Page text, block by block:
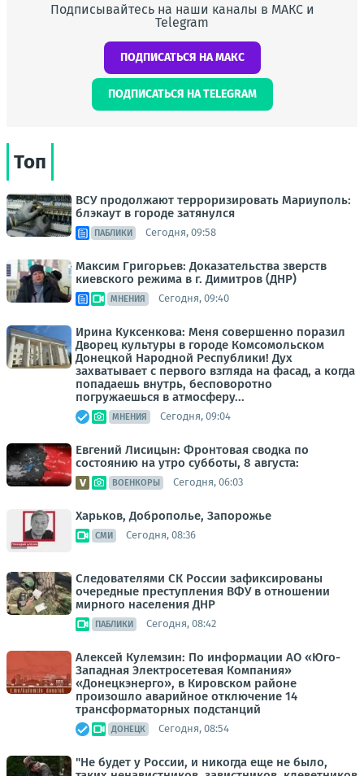
Подписывайтесь на наши каналы в МАКС и
Telegram
ПОДПИСАТЬСЯ НА МАКС
ПОДПИСАТЬСЯ НА TELEGRAM
Топ
ВСУ продолжают терроризировать Мариуполь:
блэкаут в городе затянулся
ПАБЛИКИ Сегодня, 09:58
Максим Григорьев: Доказательства зверств
киевского режима в г. Димитров (ДНР)
МНЕНИЯ Сегодня, 09:40
Ирина Куксенкова: Меня совершенно поразил
Дворец культуры в городе Комсомольском
Донецкой Народной Республики! Дух
захватывает с первого взгляда на фасад, а когда
попадаешь внутрь, бесповоротно
погружаешься в атмосферу...
МНЕНИЯ Сегодня, 09:04
Евгений Лисицын: Фронтовая сводка по
состоянию на утро субботы, 8 августа:
ВОЕНКОРЫ Сегодня, 06:03
Харьков, Доброполье, Запорожье
СМИ Сегодня, 08:36
Следователями СК России зафиксированы
очередные преступления ВФУ в отношении
мирного населения ДНР
ПАБЛИКИ Сегодня, 08:42
Алексей Кулемзин: По информации АО «Юго-
Западная Электросетевая Компания»
«Донецкэнерго», в Кировском районе
произошло аварийное отключение 14
трансформаторных подстанций
ДОНЕЦК Сегодня, 08:54
"Не будет у России, и никогда еще не было,